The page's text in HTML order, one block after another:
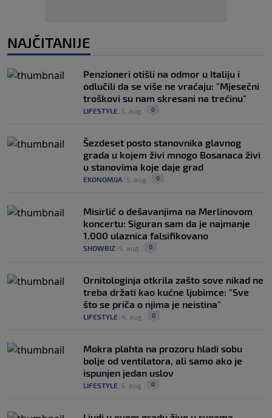
NAJČITANIJE
Penzioneri otišli na odmor u Italiju i
odlučili da se više ne vraćaju: "Mjesečni
troškovi su nam skresani na trećinu"
LIFESTYLE 5. aug. 0
Šezdeset posto stanovnika glavnog
grada u kojem živi mnogo Bosanaca živi
u stanovima koje daje grad
EKONOMIJA 5. aug. 0
Misirlić o dešavanjima na Merlinovom
koncertu: Siguran sam da je najmanje
1.000 ulaznica falsifikovano
SHOWBIZ 5. aug. 0
Ornitologinja otkrila zašto sove nikad ne
treba držati kao kućne ljubimce: "Sve
što se priča o njima je neistina"
LIFESTYLE 4. aug. 0
Mokra plahta na prozoru hladi sobu
bolje od ventilatora, ali samo ako je
ispunjen jedan uslov
LIFESTYLE 5. aug. 0